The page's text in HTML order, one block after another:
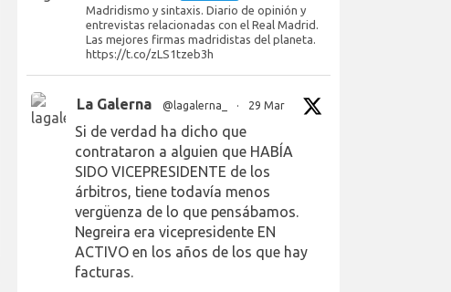
Madridismo y sintaxis. Diario de opinión y
entrevistas relacionadas con el Real Madrid.
Las mejores firmas madridistas del planeta.
https://t.co/zLS1tzeb3h
La Galerna @lagalerna_ · 29 Mar
Si de verdad ha dicho que
contrataron a alguien que HABÍA
SIDO VICEPRESIDENTE de los
árbitros, tiene todavía menos
vergüenza de lo que pensábamos.
Negreira era vicepresidente EN
ACTIVO en los años de los que hay
facturas.